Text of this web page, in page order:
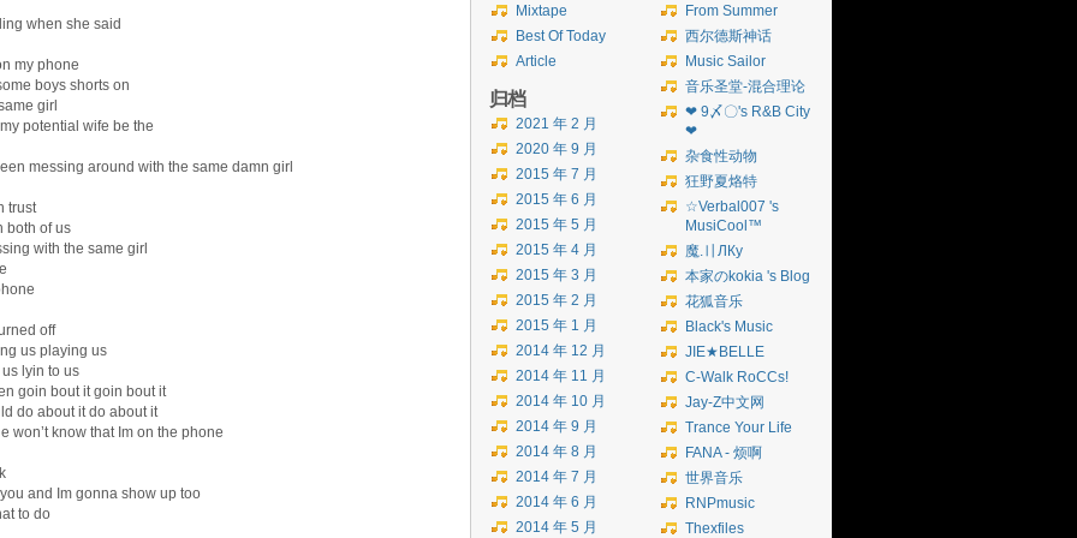
when she said
my phone
boys shorts on
girl
potential wife be the
messing around with the same damn girl
trust
both of us
with the same girl
off
us playing us
lyin to us
goin bout it goin bout it
do about it do about it
won’t know that Im on the phone
and Im gonna show up too
to do
From Summer
西尔德斯神话
Music Sailor
音乐圣堂-混合理论
❤ 9〆〇's R&B City
❤
杂食性动物
狂野夏烙特
☆Verbal007 's
MusiCool™
魔.〢ЛКу
本家のkokia 's Blog
花狐音乐
Black's Music
JIE★BELLE
C-Walk RoCCs!
Jay-Z中文网
Trance Your Life
FANA - 烦啊
世界音乐
RNPmusic
Thexfiles
Mixtape
Best Of Today
Article
归档
2021 年 2 月
2020 年 9 月
2015 年 7 月
2015 年 6 月
2015 年 5 月
2015 年 4 月
2015 年 3 月
2015 年 2 月
2015 年 1 月
2014 年 12 月
2014 年 11 月
2014 年 10 月
2014 年 9 月
2014 年 8 月
2014 年 7 月
2014 年 6 月
2014 年 5 月